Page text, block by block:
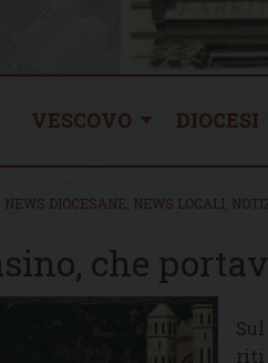
VESCOVO DIOCESI
NEWS DIOCESANE NEWS LOCALI
che
riti